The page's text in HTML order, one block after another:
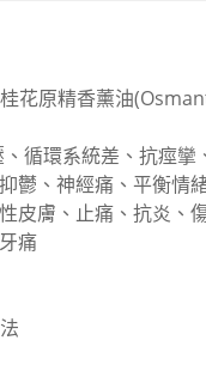
桂花原精香薰油(
循環系統差、 抗痙攣
鬱、神經痛、 平衡情
皮膚 、止痛、 抗炎、
牙痛